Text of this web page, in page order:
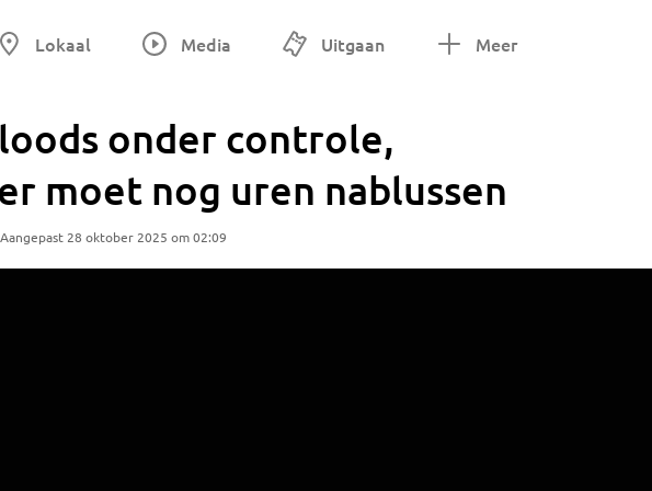
Lokaal Media Uitgaan Meer
onder controle,
moet nog uren nablussen
28 oktober 2025 om 02:09